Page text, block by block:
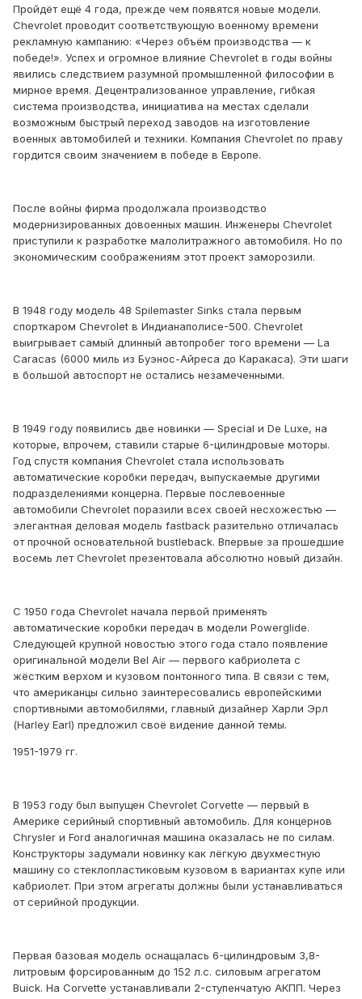
Пройдёт ещё 4 года, прежде чем появятся новые модели.
Chevrolet проводит соответствующую военному времени
рекламную кампанию: «Через объём производства — к
победе!». Успех и огромное влияние Chevrolet в годы войны
явились следствием разумной промышленной философии в
мирное время. Децентрализованное управление, гибкая
система производства, инициатива на местах сделали
возможным быстрый переход заводов на изготовление
военных автомобилей и техники. Компания Chevrolet по праву
гордится своим значением в победе в Европе.
После войны фирма продолжала производство
модернизированных довоенных машин. Инженеры Chevrolet
приступили к разработке малолитражного автомобиля. Но по
экономическим соображениям этот проект заморозили.
В 1948 году модель 48 Spilemaster Sinks стала первым
спорткаром Chevrolet в Индианаполисе-500. Chevrolet
выигрывает самый длинный автопробег того времени — La
Caracas (6000 миль из Буэнос-Айреса до Каракаса). Эти шаги
в большой автоспорт не остались незамеченными.
В 1949 году появились две новинки — Special и De Luxe, на
которые, впрочем, ставили старые 6-цилиндровые моторы.
Год спустя компания Chevrolet стала использовать
автоматические коробки передач, выпускаемые другими
подразделениями концерна. Первые послевоенные
автомобили Chevrolet поразили всех своей несхожестью —
элегантная деловая модель fastback разительно отличалась
от прочной основательной bustleback. Впервые за прошедшие
восемь лет Chevrolet презентовала абсолютно новый дизайн.
С 1950 года Chevrolet начала первой применять
автоматические коробки передач в модели Powerglide.
Следующей крупной новостью этого года стало появление
оригинальной модели Bel Air — первого кабриолета с
жёстким верхом и кузовом понтонного типа. В связи с тем,
что американцы сильно заинтересовались европейскими
спортивными автомобилями, главный дизайнер Харли Эрл
(Harley Earl) предложил своё видение данной темы.
1951-1979 гг.
В 1953 году был выпущен Chevrolet Corvette — первый в
Америке серийный спортивный автомобиль. Для концернов
Chrysler и Ford аналогичная машина оказалась не по силам.
Конструкторы задумали новинку как лёгкую двухместную
машину со стеклопластиковым кузовом в вариантах купе или
кабриолет. При этом агрегаты должны были устанавливаться
от серийной продукции.
Первая базовая модель оснащалась 6-цилиндровым 3,8-
литровым форсированным до 152 л.с. силовым агрегатом
Buick. На Corvette устанавливали 2-ступенчатую АКПП. Через